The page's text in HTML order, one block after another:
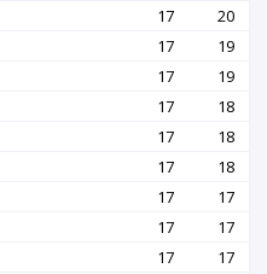
17
20
17
19
17
19
17
18
17
18
17
18
17
17
17
17
17
17